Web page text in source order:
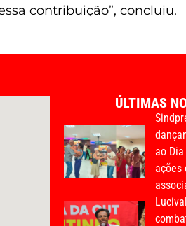
contribuição”, concluiu.
ÚLTIMAS
ao
ações